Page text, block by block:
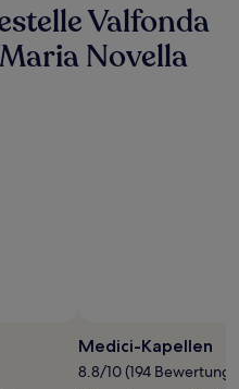
Valfonda
Novella
Medici-Kapellen
8.8/10 (194